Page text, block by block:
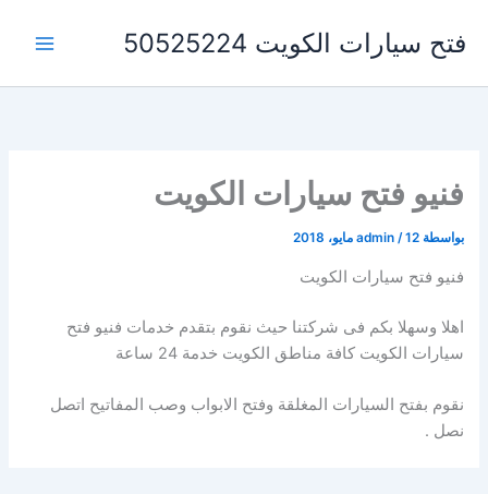
المحتوى
فتح سيارات الكويت 50525224
فنيو فتح سيارات الكويت
بواسطة admin /12 مايو، 2018
فنيو فتح سيارات الكويت
اهلا وسهلا بكم فى شركتنا حيث نقوم بتقدم خدمات فنيو فتح
سيارات الكويت كافة مناطق الكويت خدمة 24 ساعة
نقوم بفتح السيارات المغلقة وفتح الابواب وصب المفاتيح اتصل
نصل .